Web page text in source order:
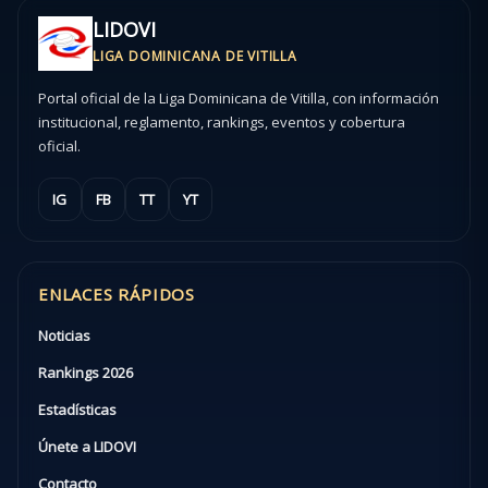
LIDOVI
LIGA DOMINICANA DE VITILLA
Portal oficial de la Liga Dominicana de Vitilla, con información
institucional, reglamento, rankings, eventos y cobertura
oficial.
IG FB TT YT
ENLACES RÁPIDOS
Noticias
Rankings 2026
Estadísticas
Únete a LIDOVI
Contacto